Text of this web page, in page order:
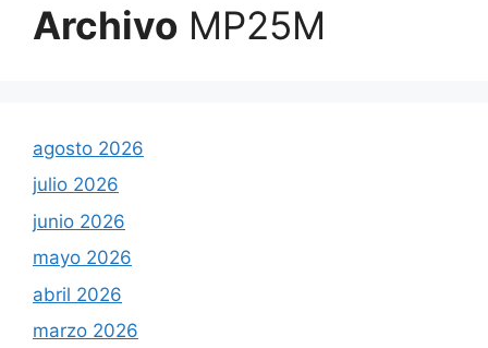
Archivo MP25M
agosto 2026
julio 2026
junio 2026
mayo 2026
abril 2026
marzo 2026